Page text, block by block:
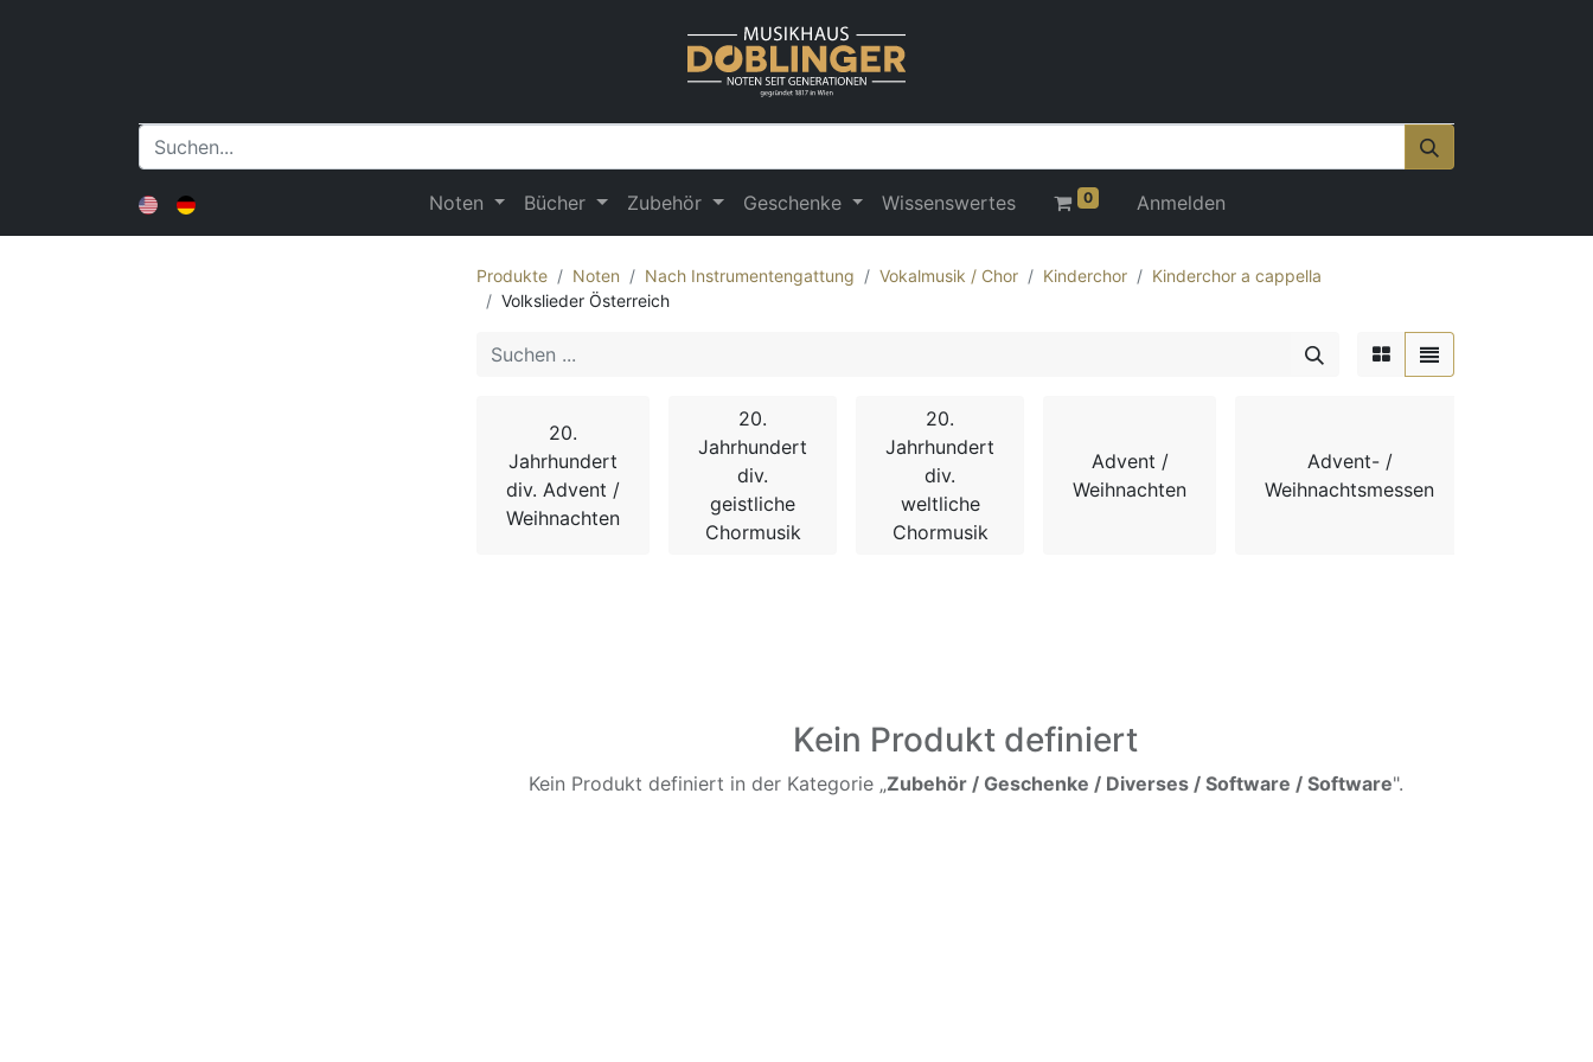
Noten Bücher Zubehör Geschenke Wissenswertes 0 Anmelden
Produkte Noten Nach Instrumentengattung Vokalmusik / Chor Kinderchor
Kinderchor a cappella
Volkslieder Österreich
20.
Jahrhundert
div. Advent /
Weihnachten
20.
Jahrhundert
div.
geistliche
Chormusik
20.
Jahrhundert
div.
weltliche
Chormusik
Advent /
Weihnachten
Advent- /
Weihnachtsmessen
Kein Produkt definiert
Kein Produkt definiert in der Kategorie „Zubehör / Geschenke / Diverses / Software / Software".